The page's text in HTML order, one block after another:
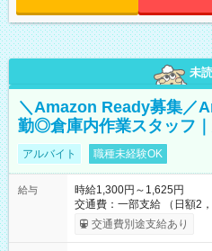
未読
＼Amazon Ready募集／
勤◎倉庫内作業スタッフ
アルバイト 職種未経験OK
給与
時給1,300円～1,625円
交通費：一部支給 （日額2
実費支給） ※22:00～翌5:00までは時給25%UP！ ■給与前払い
制度あり ※前払い額の上限
交通費別途支給あり